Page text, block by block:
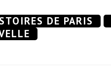
DE PARIS